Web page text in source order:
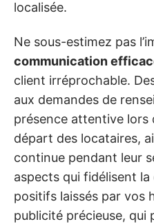
localisée.
Ne sous-estimez pas
communication
client irréprochable.
aux demandes de
présence attentive lors
départ des locataires,
continue pendant leur
aspects qui fidélisent la
positifs laissés par vos
publicité précieuse, qui